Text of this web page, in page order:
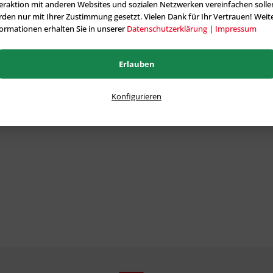
mit anderen Websites und sozialen Netzwerken vereinfachen
nur mit Ihrer Zustimmung gesetzt. Vielen Dank für Ihr Vertrauen!
erhalten Sie in unsererDatenschutzerklärung | Impressum
Erlauben
Konfigurieren